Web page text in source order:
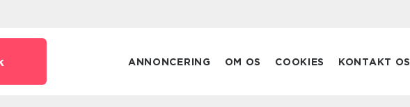
ANNONCERING OM OS COOKIES KONTAKT OS